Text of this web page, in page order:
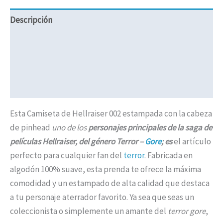
Descripción
Esta Camiseta de Hellraiser 002 estampada con la cabeza
de pinhead uno de lospersonajes principales de la saga de
películas Hellraiser, del género Terror –Gore; esel artículo
perfecto para cualquier fan del terror. Fabricada en
algodón 100% suave, esta prenda te ofrece la máxima
comodidad y un estampado de alta calidad que destaca
a tu personaje aterrador favorito. Ya sea que seas un
coleccionista o simplemente un amante del terror gore,